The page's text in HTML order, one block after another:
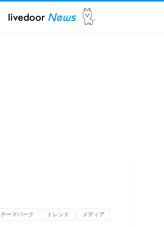
テーマパーク トレンド メディア